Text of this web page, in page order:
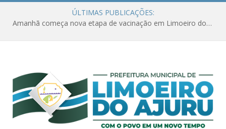
ÚLTIMAS PUBLICAÇÕES:
Amanhã começa nova etapa de vacinação em Limoeiro do Ajuru para idosos com 65 ou mais